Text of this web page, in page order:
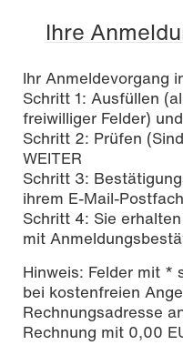
Ihre
Ihr Anmeldevorgang
Schritt 1: Ausfüllen
freiwilliger Felder)
Schritt 2: Prüfen
WEITER
Schritt 3:
ihrem E-Mail-
Schritt 4: Sie
mit
Hinweis: Felder mit *
bei kostenfreien
Rechnungsadresse
Rechnung mit 0,00